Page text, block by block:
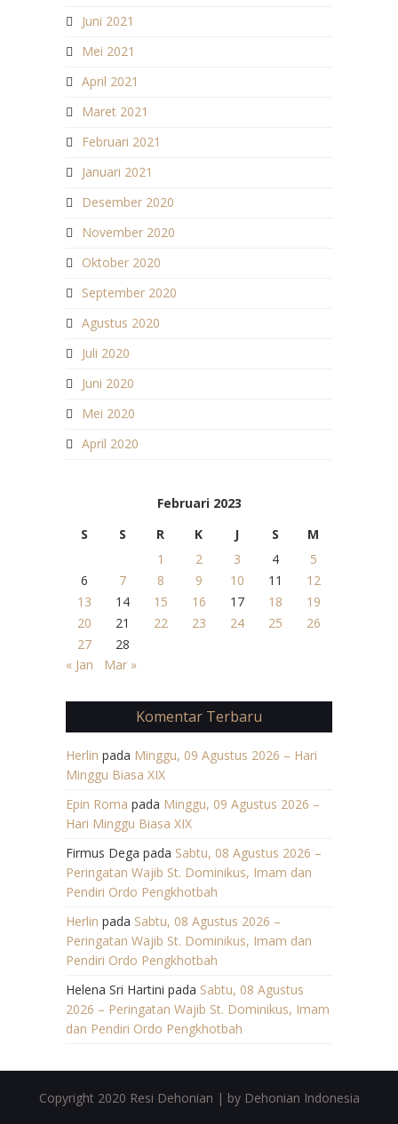
Juni 2021
Mei 2021
April 2021
Maret 2021
Februari 2021
Januari 2021
Desember 2020
November 2020
Oktober 2020
September 2020
Agustus 2020
Juli 2020
Juni 2020
Mei 2020
April 2020
Februari 2023
S
S R K J S
M
1
2 3 4
5
6
7 8 9 10 11
12
13
14 15 16 17 18
19
20
21 22 23 24 25
26
27
28
« Jan
Mar »
Komentar Terbaru
Herlin pada Minggu, 09 Agustus 2026 – Hari
Minggu Biasa XIX
Epin Roma pada Minggu, 09 Agustus 2026 –
Hari Minggu Biasa XIX
Firmus Dega pada Sabtu, 08 Agustus 2026 –
Peringatan Wajib St. Dominikus, Imam dan
Pendiri Ordo Pengkhotbah
Herlin pada Sabtu, 08 Agustus 2026 –
Peringatan Wajib St. Dominikus, Imam dan
Pendiri Ordo Pengkhotbah
Helena Sri Hartini pada Sabtu, 08 Agustus
2026 – Peringatan Wajib St. Dominikus, Imam
dan Pendiri Ordo Pengkhotbah
Copyright 2020 Resi Dehonian | by Dehonian Indonesia